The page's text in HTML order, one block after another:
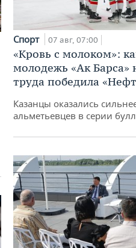
Спорт 07 авг, 07:00
«Кровь с молоком»:
молодежь «Ак Барса»
труда победила
Казанцы оказались
альметьевцев в серии